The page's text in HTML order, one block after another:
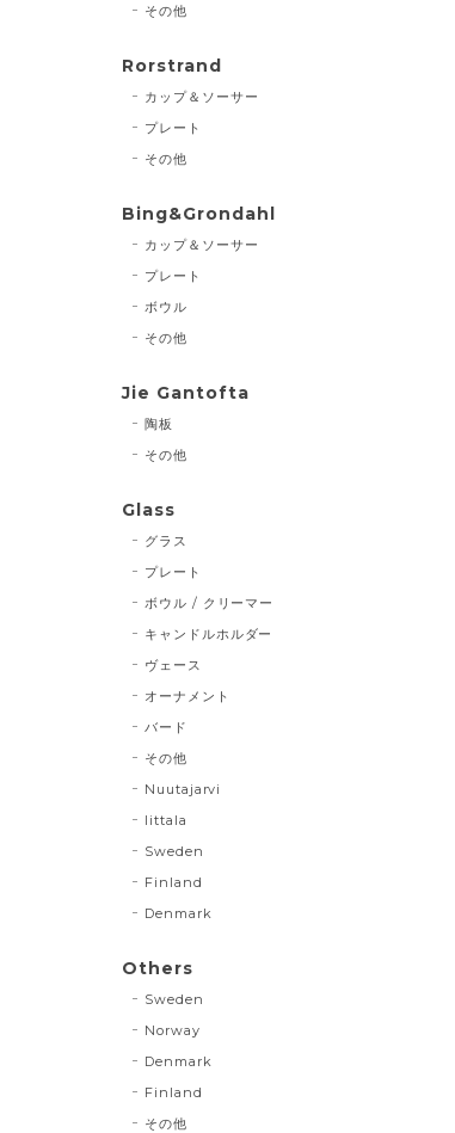
その他
Rorstrand
カップ＆ソーサー
プレート
その他
Bing&Grondahl
カップ＆ソーサー
プレート
ボウル
その他
Jie Gantofta
陶板
その他
Glass
グラス
プレート
ボウル / クリーマー
キャンドルホルダー
ヴェース
オーナメント
バード
その他
Nuutajarvi
Iittala
Sweden
Finland
Denmark
Others
Sweden
Norway
Denmark
Finland
その他